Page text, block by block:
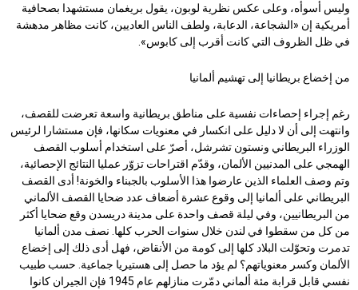
وليس أسوأه، وعلى عكس نظرية لوبون، يقول بريغمان مستشهدا بصحافية
أمريكية إن «الشجاعة، الدعابة، ولطف الناس العاديين، كانت مظاهر مدهشة
في ظل الظروف التي كانت أقرب إلى كابوس».
من إخضاع بريطانيا إلى تهشيم ألمانيا
رغم إجراء إحصاءات نفسية على مناطق بريطانية واسعة تعرضت للقصف،
وانتهت إلى أن لا دليل على انكسار في معنويات سكانها، فإن مستشارا لرئيس
الوزراء البريطاني ونستون تشرشل، أصرّ على استخدام أسلوب القصف
الهمجي على المدنيين الألمان، وقدّم اقتراحات تزوّر عمليا النتائج الإحصائية،
وتم وصف العلماء الذين عارضوا هذا الأسلوب بالجبناء والخونة! أدى القصف
البريطاني على ألمانيا إلى وقوع عشرة أضعاف عدد ضحايا القصف الألماني
من البريطانيين، وفي ليلة قصف واحدة على مدينة دريسدن وقع ضحايا أكثر
من كل من سقطوا في لندن خلال سنوات الحرب كلها. نصف مدن ألمانيا
تدمرت وتحوّلت البلاد كلها إلى كومة من الأنقاض، فهل أدى ذلك إلى إخضاع
الألمان وكسر معنوياتهم؟ لم يؤد ما حصل إلى هستيريا جماعية. حسب طبيب
نفسي قابل قرابة مئة ألماني دمّرت منازلهم عام 1945 فإن الجيران كانوا